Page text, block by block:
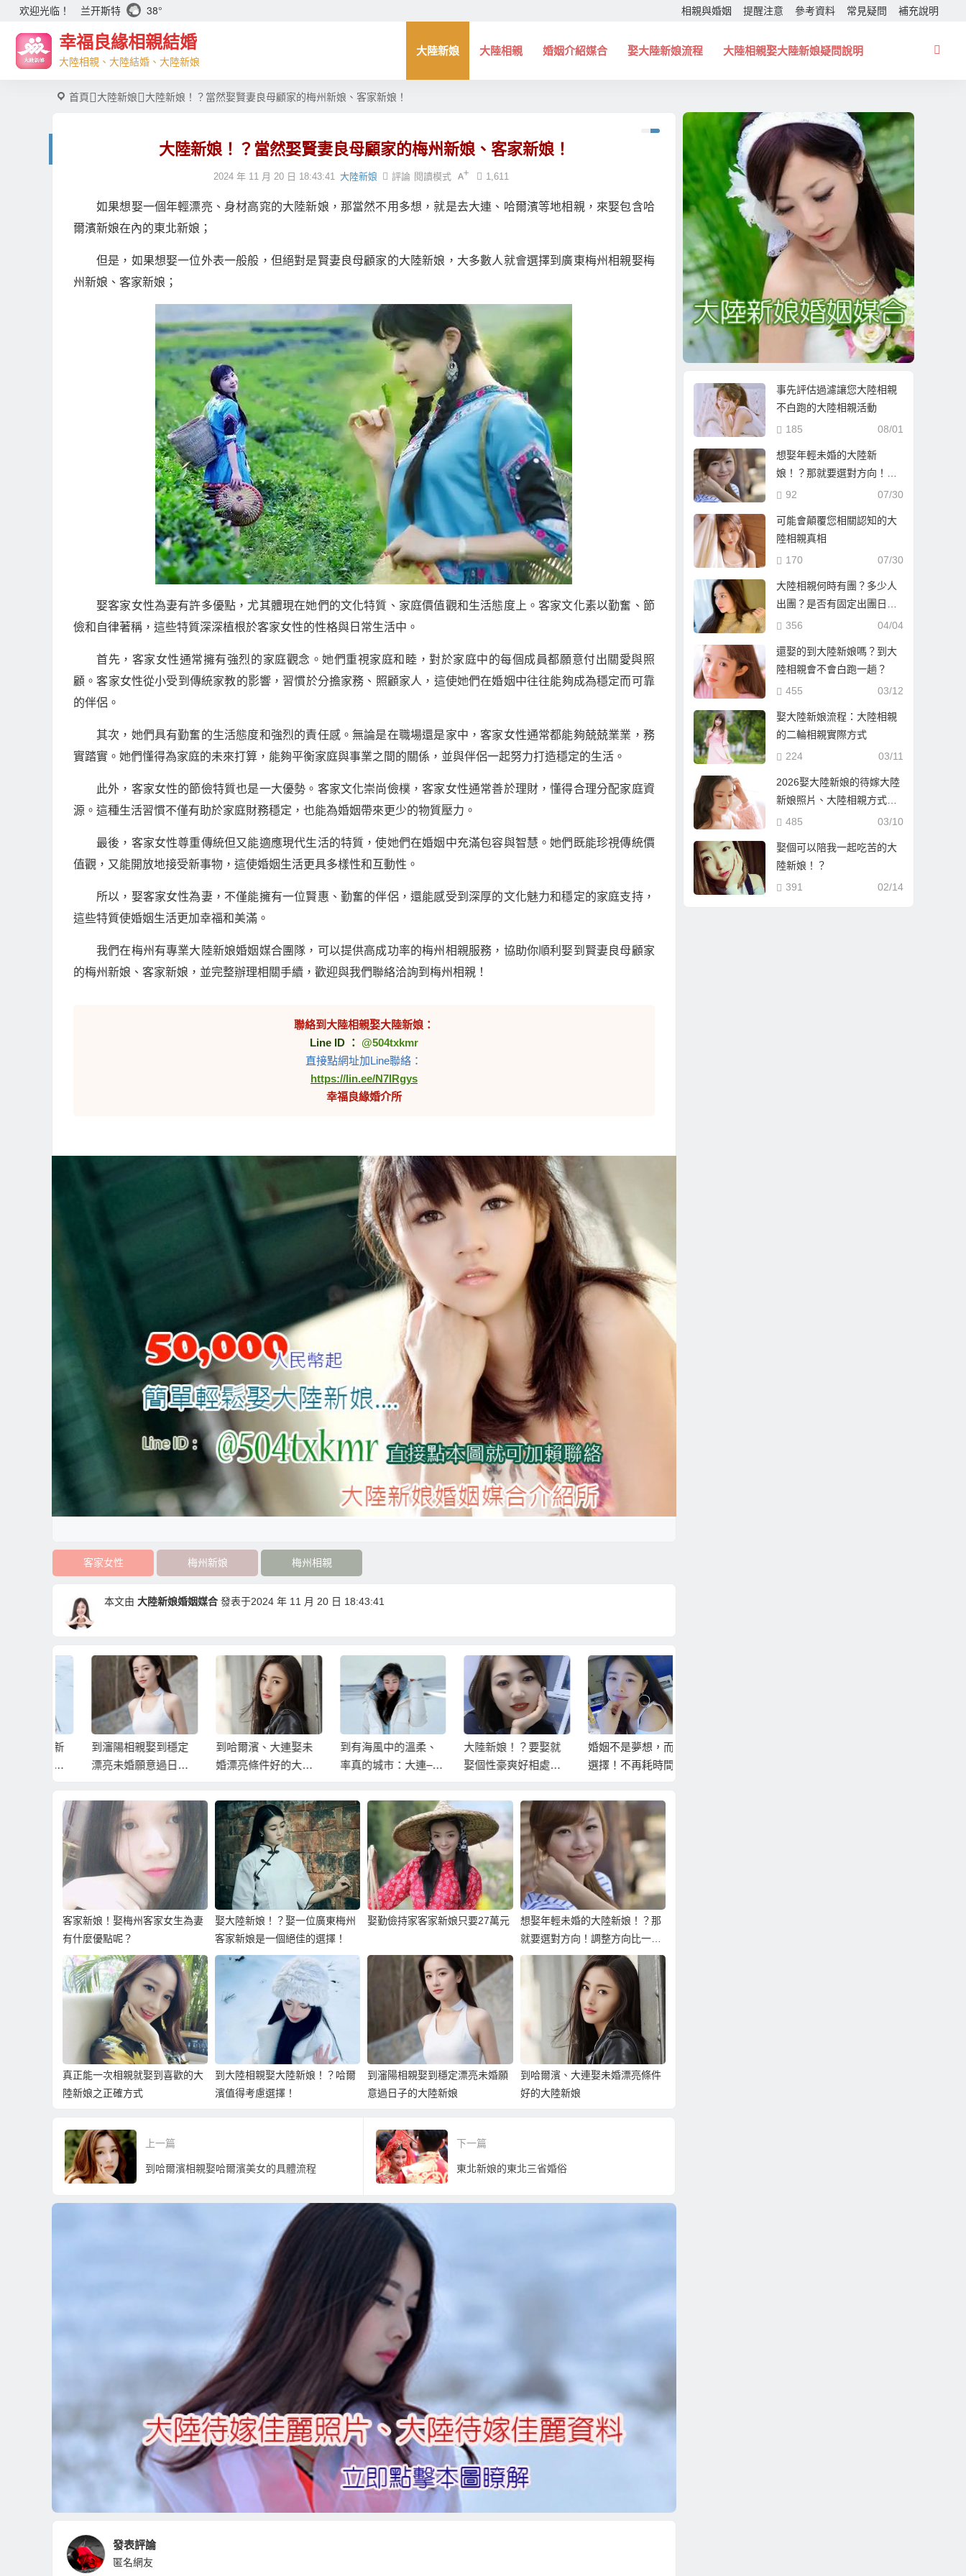
欢迎光临！ 兰开斯特 38° 相親與婚姻 提醒注意 參考資料 常見疑問 補充說明
幸福良緣相親結婚
大陸相親、大陸結婚、大陸新娘
大陸新娘 大陸相親 婚姻介紹媒合 娶大陸新娘流程 大陸相親娶大陸新娘疑問說明
首頁 大陸新娘 大陸新娘！？當然娶賢妻良母顧家的梅州新娘、客家新娘！
大陸新娘！？當然娶賢妻良母顧家的梅州新娘、客家新娘！
2024 年 11 月 20 日 18:43:41 大陸新娘 評論 1,611
閱讀模式
如果想娶一個年輕漂亮、身材高窕的大陸新娘，那當然不用多想，就是去大連、哈爾濱等地相親，來娶包含哈
爾濱新娘在內的東北新娘；
但是，如果想娶一位外表一般般，但絕對是賢妻良母顧家的大陸新娘，大多數人就會選擇到廣東梅州相親娶梅
州新娘、客家新娘；
娶客家女性為妻有許多優點，尤其體現在她們的文化特質、家庭價值觀和生活態度上。客家文化素以勤奮、節
儉和自律著稱，這些特質深深植根於客家女性的性格與日常生活中。
首先，客家女性通常擁有強烈的家庭觀念。她們重視家庭和睦，對於家庭中的每個成員都願意付出關愛與照
顧。客家女性從小受到傳統家教的影響，習慣於分擔家務、照顧家人，這使她們在婚姻中往往能夠成為穩定而可靠
的伴侶。
其次，她們具有勤奮的生活態度和強烈的責任感。無論是在職場還是家中，客家女性通常都能夠兢兢業業，務
實踏實。她們懂得為家庭的未來打算，能夠平衡家庭與事業之間的關係，並與伴侶一起努力打造穩定的生活。
此外，客家女性的節儉特質也是一大優勢。客家文化崇尚儉樸，客家女性通常善於理財，懂得合理分配家庭資
源。這種生活習慣不僅有助於家庭財務穩定，也能為婚姻帶來更少的物質壓力。
最後，客家女性尊重傳統但又能適應現代生活的特質，使她們在婚姻中充滿包容與智慧。她們既能珍視傳統價
值觀，又能開放地接受新事物，這使婚姻生活更具多樣性和互動性。
所以，娶客家女性為妻，不僅能擁有一位賢惠、勤奮的伴侶，還能感受到深厚的文化魅力和穩定的家庭支持，
這些特質使婚姻生活更加幸福和美滿。
我們在梅州有專業大陸新娘婚姻媒合團隊，可以提供高成功率的梅州相親服務，協助你順利娶到賢妻良母顧家
的梅州新娘、客家新娘，並完整辦理相關手續，歡迎與我們聯絡洽詢到梅州相親！
聯絡到大陸相親娶大陸新娘：
Line ID ： @504txkmr
直接點網址加Line聯絡：
https://lin.ee/N7IRgys
幸福良緣婚介所
客家女性 梅州新娘 梅州相親
本文由 大陸新娘婚姻媒合 發表于2024 年 11 月 20 日 18:43:41
到瀋陽相親娶到穩定
漂亮未婚願意過日子
到哈爾濱、大連娶未
婚漂亮條件好的大陸
到有海風中的溫柔、
率真的城市：大連–娶
娘！
大陸新娘！？要娶就
娶個性豪爽好相處婚
婚姻不是夢想，而是
選擇！不再耗時間，
客家新娘！娶梅州客家女生為妻
有什麼優點呢？
娶大陸新娘！？娶一位廣東梅州
客家新娘是一個絕佳的選擇！
娶勤儉持家客家新娘只要27萬元
想娶年輕未婚的大陸新娘！？那
就要選對方向！調整方向比一味
堅持更重要！
真正能一次相親就娶到喜歡的大
陸新娘之正確方式
到大陸相親娶大陸新娘！？哈爾
濱值得考慮選擇！
到瀋陽相親娶到穩定漂亮未婚願
意過日子的大陸新娘
到哈爾濱、大連娶未婚漂亮條件
好的大陸新娘
上一篇
到哈爾濱相親娶哈爾濱美女的具體流程
下一篇
東北新娘的東北三省婚俗
發表評論
匿名網友
事先評估過濾讓您大陸相親
不白跑的大陸相親活動
08/01
185
想娶年輕未婚的大陸新
娘！？那就要選對方向！調
整方向比一味堅持更重要！
07/30
92
可能會顛覆您相關認知的大
陸相親真相
07/30
170
大陸相親何時有團？多少人
出團？是否有固定出團日
期？
04/04
356
還娶的到大陸新娘嗎？到大
陸相親會不會白跑一趟？
03/12
455
娶大陸新娘流程：大陸相親
的二輪相親實際方式
03/11
224
2026娶大陸新娘的待嫁大陸
新娘照片、大陸相親方式與
流程
03/10
485
娶個可以陪我一起吃苦的大
陸新娘！？
02/14
391